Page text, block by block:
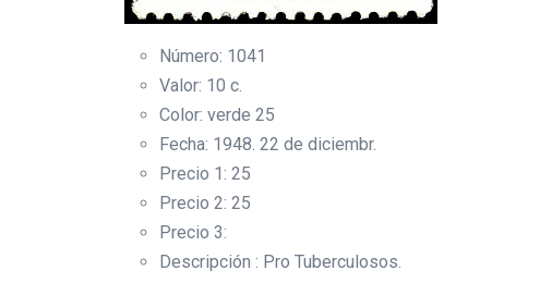
Número: 1041
Valor: 10 c.
Color: verde 25
Fecha: 1948. 22 de diciembr.
Precio 1: 25
Precio 2: 25
Precio 3:
Descripción : Pro Tuberculosos.